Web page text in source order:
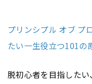
プリンシプル オブ プ
たい一生役立つ101の
脱初心者を目指した